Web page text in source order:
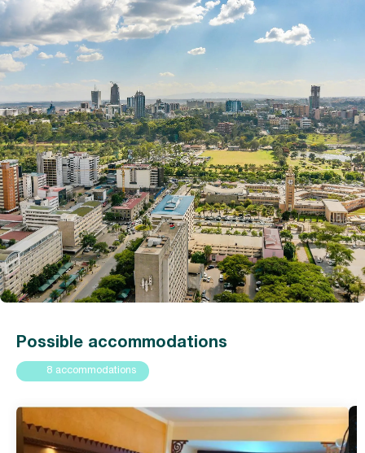
Possible accommodations
8 accommodations